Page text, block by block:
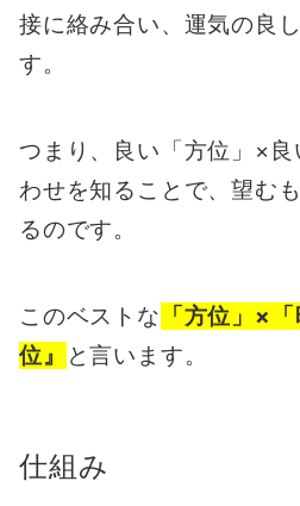
接に絡み合い、運気の良
す。
つまり、良い「方位」×
わせを知ることで、望む
るのです。
このベストな 「方位」×
位』
と言います。
仕組み